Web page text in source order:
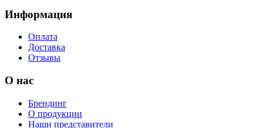
Информация
Оплата
Доставка
Отзывы
О нас
Брендинг
О продукции
Наши представители